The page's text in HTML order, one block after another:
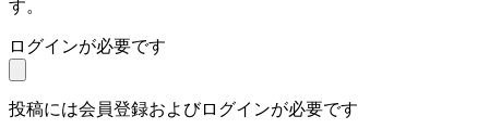
す。
ログインが必要です
投稿には会員登録およびログインが必要です